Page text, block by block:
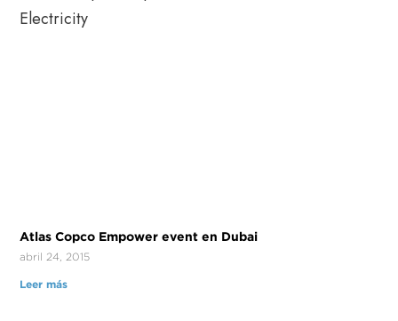
Atlas Copco Empower event en Dubai
abril 24, 2015
Leer más